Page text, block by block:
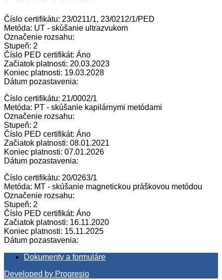
Číslo certifikátu: 23/0211/1, 23/0212/1/PED
Metóda: UT - skúšanie ultrazvukom
Označenie rozsahu:
Stupeň: 2
Číslo PED certifikát: Áno
Začiatok platnosti: 20.03.2023
Koniec platnosti: 19.03.2028
Dátum pozastavenia:
Číslo certifikátu: 21/0002/1
Metóda: PT - skúšanie kapilárnymi metódami
Označenie rozsahu:
Stupeň: 2
Číslo PED certifikát: Áno
Začiatok platnosti: 08.01.2021
Koniec platnosti: 07.01.2026
Dátum pozastavenia:
Číslo certifikátu: 20/0263/1
Metóda: MT - skúšanie magnetickou práškovou metódou
Označenie rozsahu:
Stupeň: 2
Číslo PED certifikát: Áno
Začiatok platnosti: 16.11.2020
Koniec platnosti: 15.11.2025
Dátum pozastavenia:
Dokumenty a formuláre
Developed by Progresio